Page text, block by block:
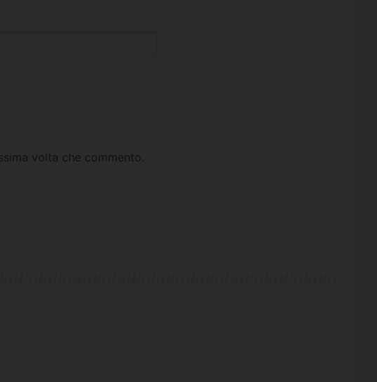
volta che commento.